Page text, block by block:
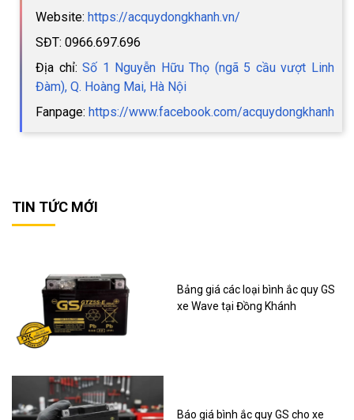
Website: https://acquydongkhanh.vn/
SĐT: 0966.697.696
Địa chỉ:Số 1 Nguyễn Hữu Thọ (ngã 5 cầu vượt Linh
Đàm), Q. Hoàng Mai, Hà Nội
Fanpage: https://www.facebook.com/acquydongkhanh
TIN TỨC MỚI
Bảng giá các loại bình ắc quy GS
xe Wave tại Đồng Khánh
Báo giá bình ắc quy GS cho xe